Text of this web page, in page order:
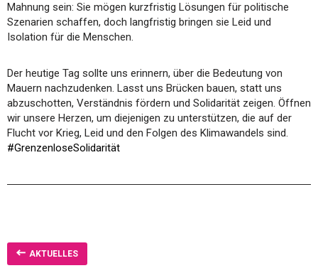
Mahnung sein: Sie mögen kurzfristig Lösungen für politische
Szenarien schaffen, doch langfristig bringen sie Leid und
Isolation für die Menschen.
Der heutige Tag sollte uns erinnern, über die Bedeutung von
Mauern nachzudenken. Lasst uns Brücken bauen, statt uns
abzuschotten, Verständnis fördern und Solidarität zeigen. Öffnen
wir unsere Herzen, um diejenigen zu unterstützen, die auf der
Flucht vor Krieg, Leid und den Folgen des Klimawandels sind.
#GrenzenloseSolidarität
AKTUELLES